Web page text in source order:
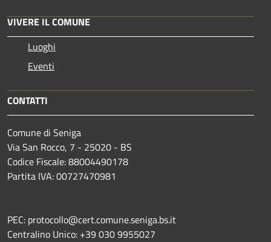
VIVERE IL COMUNE
Luoghi
Eventi
CONTATTI
Comune di Seniga
Via San Rocco, 7 - 25020 - BS
Codice Fiscale: 88004490178
Partita IVA: 00727470981
PEC: protocollo@cert.comune.seniga.bs.it
Centralino Unico: +39 030 9955027